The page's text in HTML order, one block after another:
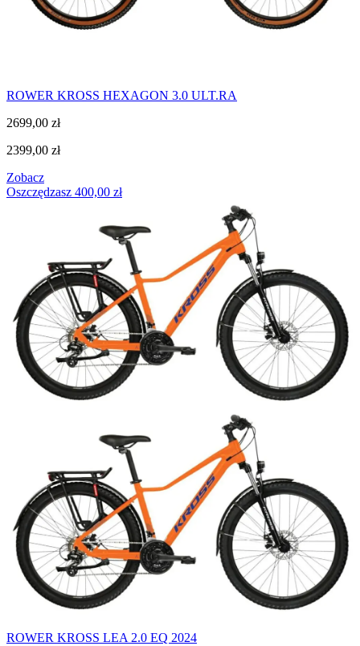
ROWER KROSS HEXAGON 3.0 ULT.RA
2699,00 zł
2399,00 zł
Zobacz
Oszczędzasz 400,00 zł
ROWER KROSS LEA 2.0 EQ 2024